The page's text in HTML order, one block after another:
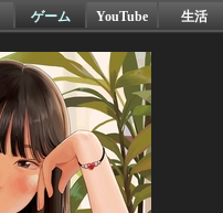
ゲーム YouTube 生活